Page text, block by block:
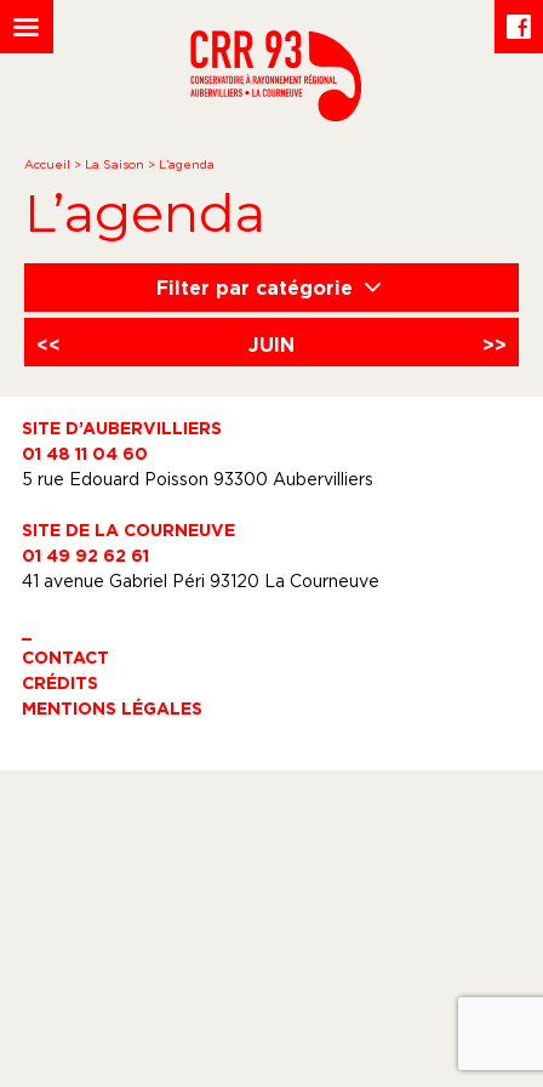
Accueil > La Saison > L’agenda
L’agenda
Filter par catégorie
<< JUIN >>
SITE D’AUBERVILLIERS
01 48 11 04 60
5 rue Edouard Poisson 93300 Aubervilliers
SITE DE LA COURNEUVE
01 49 92 62 61
41 avenue Gabriel Péri 93120 La Courneuve
CONTACT
CRÉDITS
MENTIONS LÉGALES